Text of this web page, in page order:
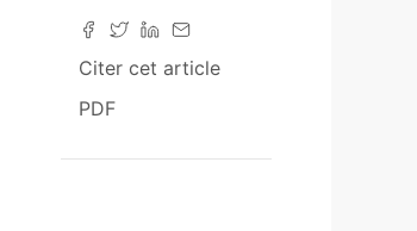
Citer cet article
PDF